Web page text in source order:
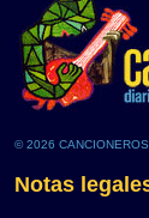
© 2026
Notas